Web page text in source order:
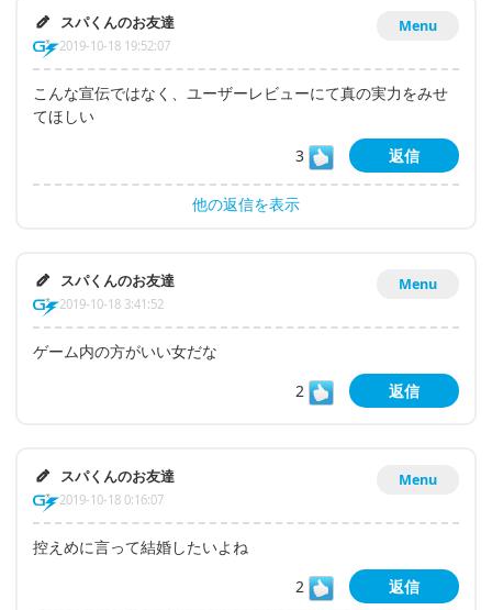
Menu
スパくんのお友達
2019-10-18 19:52:07
こんな宣伝ではなく、ユーザーレビューにて真の実力をみせ
てほしい
3
返信
他の返信を表示
Menu
スパくんのお友達
2019-10-18 3:41:52
ゲーム内の方がいい女だな
2
返信
Menu
スパくんのお友達
2019-10-18 0:16:07
控えめに言って結婚したいよね
2
返信